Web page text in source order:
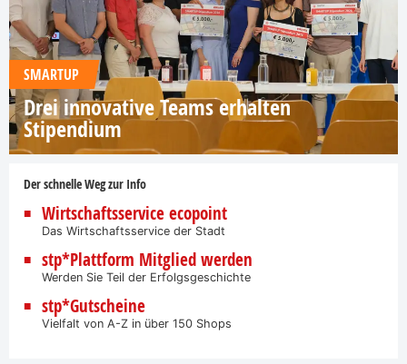
SMARTUP
Drei innovative Teams erhalten
Stipendium
Der schnelle Weg zur Info
Wirtschaftsservice ecopoint
Das Wirtschaftsservice der Stadt
stp*Plattform Mitglied werden
Werden Sie Teil der Erfolgsgeschichte
stp*Gutscheine
Vielfalt von A-Z in über 150 Shops